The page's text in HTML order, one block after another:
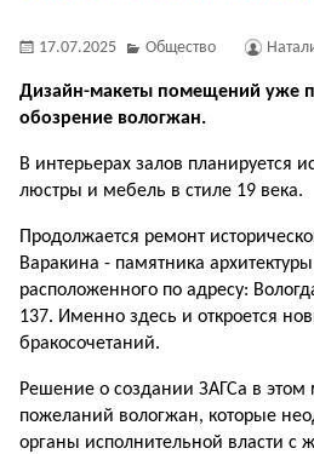
17.07.2025 Общество
Дизайн-макеты помещений уже
обозрение вологжан.
В интерьерах залов планируется
люстры и мебель в стиле 19 века.
Продолжается ремонт
Варакина - памятника
расположенного по адресу:
137. Именно здесь и откроется
бракосочетаний.
Решение о создании ЗАГСа в этом
пожеланий вологжан, которые
органы исполнительной власти с